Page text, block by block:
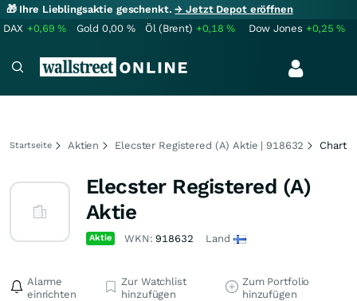
🎁 Ihre Lieblingsaktie geschenkt.→ Jetzt Depot eröffnen
DAX +0,69% Gold 0,00 % Öl (Brent) +0,18% Dow Jones +0,25%
Startseite Aktien Elecster Registered (A) Aktie | 918632 Chart
Elecster Registered (A)
Aktie
Aktie WKN:918632 Land
Alarme
einrichten
Zur Watchlist
hinzufügen
Zum Portfolio
hinzufügen